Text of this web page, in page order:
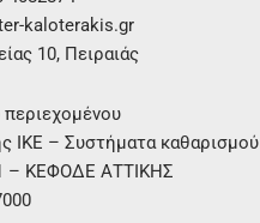
kaloterakis.gr
10, Πειραιάς
περιεχομένου
ΙΚΕ – Συστήματα καθαρισμού
– ΚΕΦΟΔΕ ΑΤΤΙΚΗΣ